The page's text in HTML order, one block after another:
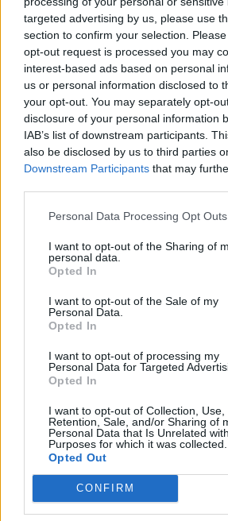
targeted advertising by us, please use
section to confirm your selection.
opt-out request is processed you may
interest-based ads based on personal
us or personal information disclosed to
your opt-out. You may separately opt-
disclosure of your personal information
IAB’s list of downstream participants.
also be disclosed by us to third parties
Downstream Participants that may
Personal Data Processing Opt Outs
I want to opt-out of the Sharing of
personal data.
Opted In
I want to opt-out of the Sale of my
Personal Data.
Opted In
I want to opt-out of processing my
Personal Data for Targeted
Opted In
I want to opt-out of Collection, Use,
Retention, Sale, and/or Sharing of
Personal Data that Is Unrelated
Purposes for which it was collected.
Opted Out
CONFIRM
Γούντι Άλεν Ηρώδειο συναυλία
ΠΡΟΗΓΟΎΜΕΝΟ ΆΡΘΡΟ
Βοτανικός: Ο θρυλικός
ΤΣΙΟΥ προσθέτει έξι
τελευταίες παραστάσεις
λόγω της μεγάλης
Μπορεί επίσης να σε
HISTORY & CULTURE
Ο «Κουρέας της
Σεβίλλης» με
μαριονέτες
ΔΥΠΑ:
δύο
HISTORY & CULTURE